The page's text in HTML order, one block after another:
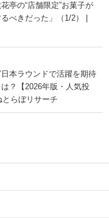
亭の“店舗限定”お菓子が
べきだった」（1/2） |
本ラウンドで活躍を期待
？【2026年版・人気投
らぼリサーチ